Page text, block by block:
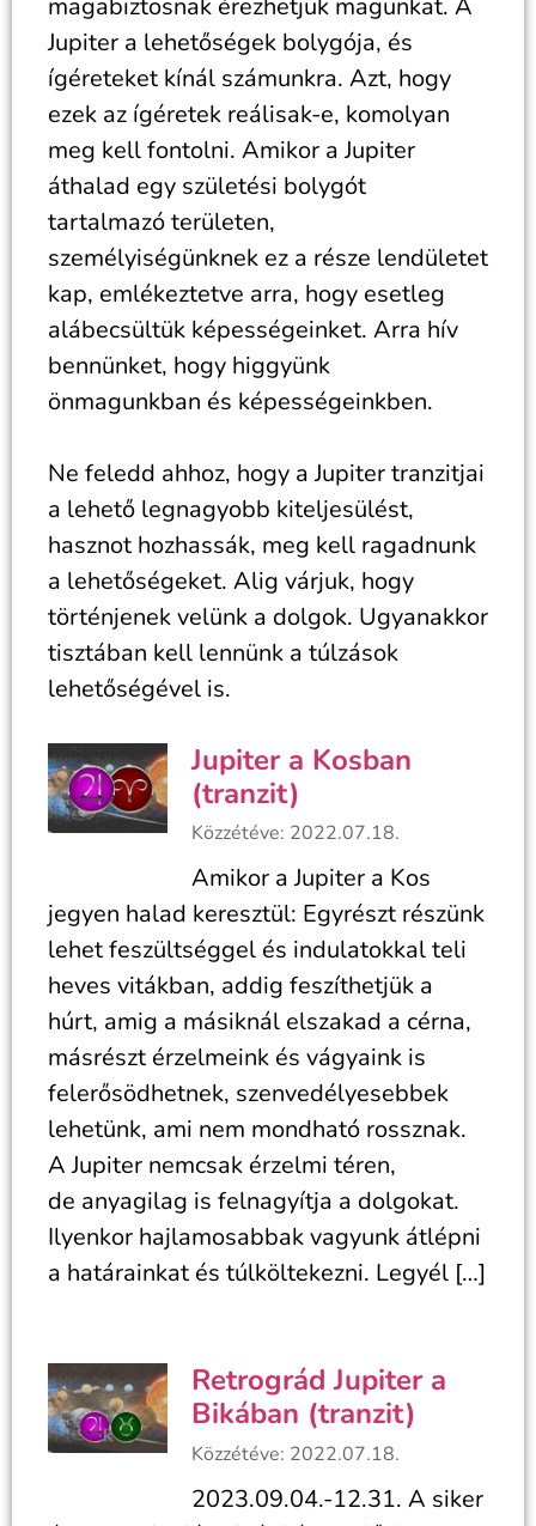
magabiztosnak érezhetjük magunkat. A
Jupiter a lehetőségek bolygója, és
ígéreteket kínál számunkra. Azt, hogy
ezek az ígéretek reálisak-e, komolyan
meg kell fontolni. Amikor a Jupiter
áthalad egy születési bolygót
tartalmazó területen,
személyiségünknek ez a része lendületet
kap, emlékeztetve arra, hogy esetleg
alábecsültük képességeinket. Arra hív
bennünket, hogy higgyünk
önmagunkban és képességeinkben.
Ne feledd ahhoz, hogy a Jupiter tranzitjai
a lehető legnagyobb kiteljesülést,
hasznot hozhassák, meg kell ragadnunk
a lehetőségeket. Alig várjuk, hogy
történjenek velünk a dolgok. Ugyanakkor
tisztában kell lennünk a túlzások
lehetőségével is.
Jupiter a Kosban
(tranzit)
Közzétéve: 2022.07.18.
Amikor a Jupiter a Kos
jegyen halad keresztül: Egyrészt részünk
lehet feszültséggel és indulatokkal teli
heves vitákban, addig feszíthetjük a
húrt, amig a másiknál elszakad a cérna,
másrészt érzelmeink és vágyaink is
felerősödhetnek, szenvedélyesebbek
lehetünk, ami nem mondható rossznak.
A Jupiter nemcsak érzelmi téren,
de anyagilag is felnagyítja a dolgokat.
Ilyenkor hajlamosabbak vagyunk átlépni
a határainkat és túlköltekezni. Legyél […]
Retrográd Jupiter a
Bikában (tranzit)
Közzétéve: 2022.07.18.
2023.09.04.-12.31. A siker